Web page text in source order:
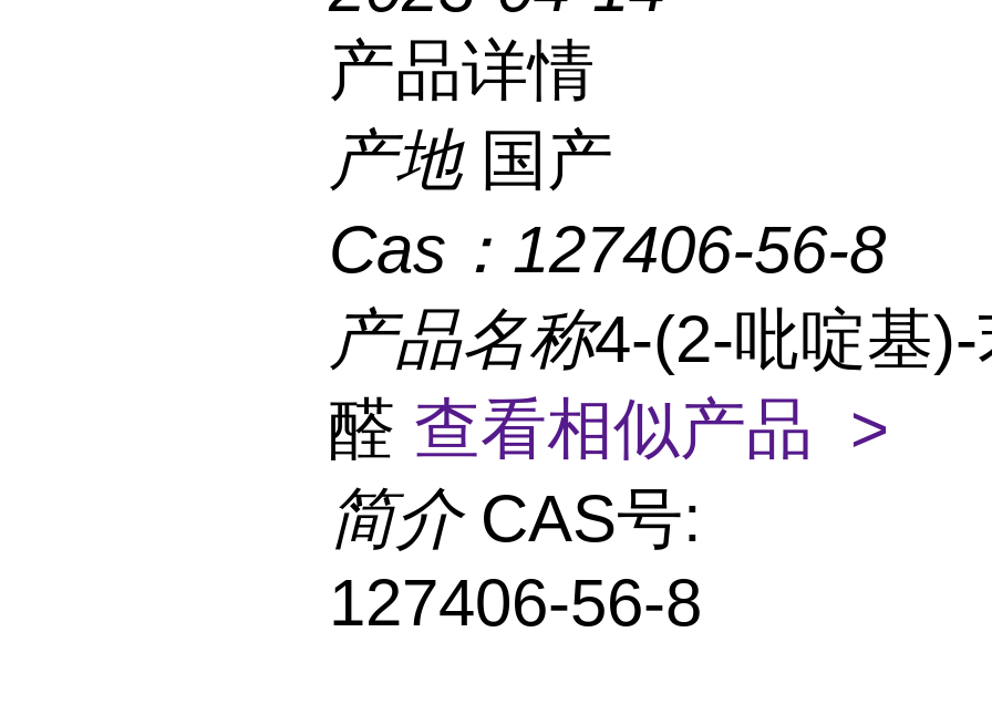
产品详情
产地 国产
Cas： 127406-56-8
产品名称4-(2-吡啶基
醛 查看相似产品 >
简介 CAS号:
127406-56-8